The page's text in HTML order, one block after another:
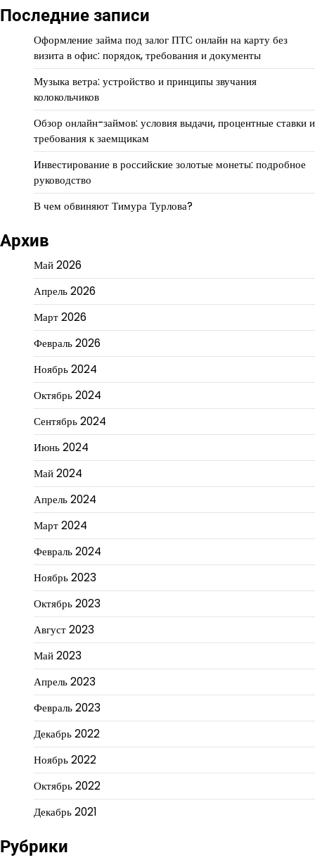
Последние записи
Оформление займа под залог ПТС онлайн на карту без
визита в офис: порядок, требования и документы
Музыка ветра: устройство и принципы звучания
колокольчиков
Обзор онлайн-займов: условия выдачи, процентные ставки и
требования к заемщикам
Инвестирование в российские золотые монеты: подробное
руководство
В чем обвиняют Тимура Турлова?
Архив
Май 2026
Апрель 2026
Март 2026
Февраль 2026
Ноябрь 2024
Октябрь 2024
Сентябрь 2024
Июнь 2024
Май 2024
Апрель 2024
Март 2024
Февраль 2024
Ноябрь 2023
Октябрь 2023
Август 2023
Май 2023
Апрель 2023
Февраль 2023
Декабрь 2022
Ноябрь 2022
Октябрь 2022
Декабрь 2021
Рубрики